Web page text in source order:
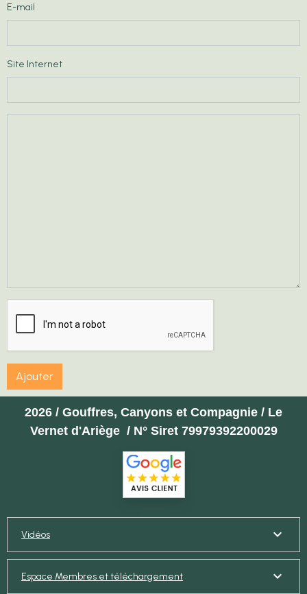
E-mail
Site Internet
Ajouter
2026 / Gouffres, Canyons et Compagnie / Le
Vernet d'Ariège / N° Siret 79979392200029
Vidéos
Espace Membres et téléchargement